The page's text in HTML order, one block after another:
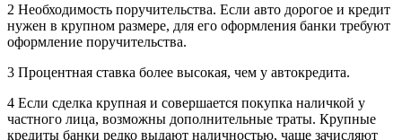
2 Необходимость поручительства. Если авто дорогое и кредит
нужен в крупном размере, для его оформления банки требуют
оформление поручительства.
3 Процентная ставка более высокая, чем у автокредита.
4 Если сделка крупная и совершается покупка наличкой у
частного лица, возможны дополнительные траты. Крупные
кредиты банки редко выдают наличностью, чаще зачисляют